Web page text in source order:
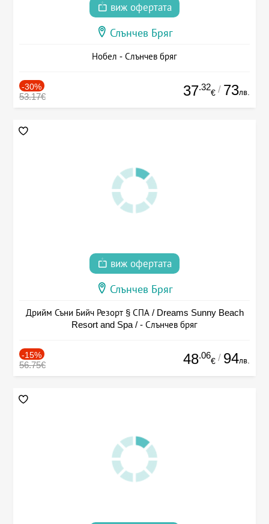
виж офертата
Слънчев Бряг
Нобел - Слънчев бряг
-30%
53.17€ 37.32
€ / 73лв.
виж офертата
Слънчев Бряг
Дрийм Съни Бийч Резорт § СПА / Dreams Sunny Beach
Resort and Spa / - Слънчев бряг
-15%
56.75€ 48.06
€ / 94лв.